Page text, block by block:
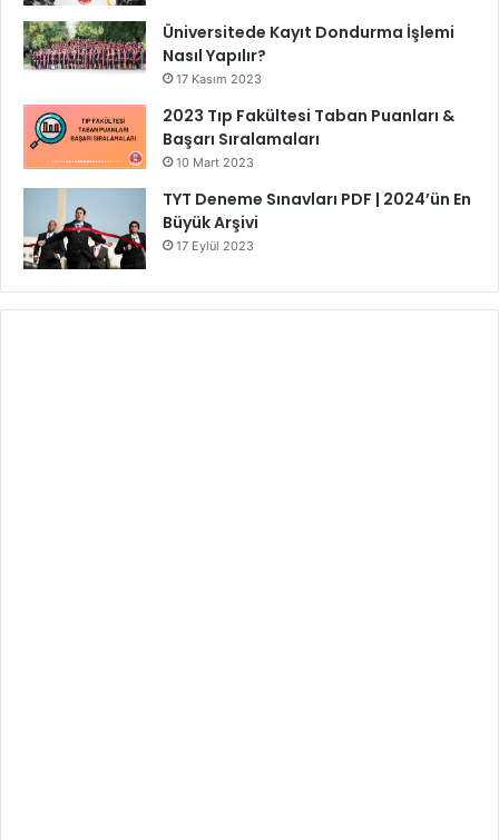
Üniversitede Kayıt Dondurma İşlemi
Nasıl Yapılır?
17 Kasım 2023
2023 Tıp Fakültesi Taban Puanları &
Başarı Sıralamaları
10 Mart 2023
TYT Deneme Sınavları PDF | 2024’ün En
Büyük Arşivi
17 Eylül 2023